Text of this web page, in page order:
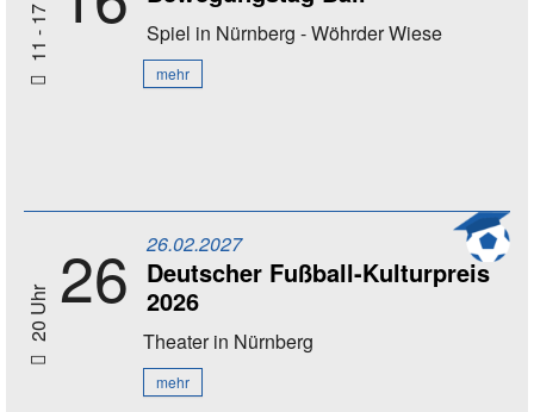
Spiel in Nürnberg - Wöhrder Wiese
mehr
20 Uhr 26 26.02.2027
Deutscher Fußball-Kulturpreis
2026
Theaterin Nürnberg
mehr